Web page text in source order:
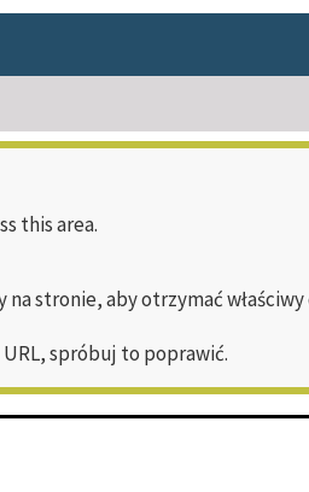
this area.
na stronie, aby otrzymać
URL, spróbuj to poprawić.